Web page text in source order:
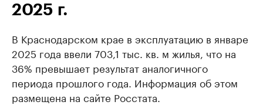
2025 г.
В Краснодарском крае в эксплуатацию в январе
2025 года ввели 703,1 тыс. кв. м жилья, что на
36% превышает результат аналогичного
периода прошлого года. Информация об этом
размещена на сайте Росстата.